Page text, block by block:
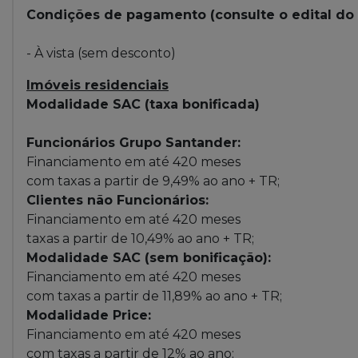
Condições de pagamento (consulte o edital do
- À vista (sem desconto)
Imóveis residenciais
Modalidade SAC (taxa bonificada)
Funcionários Grupo Santander:
Financiamento em até 420 meses
com taxas a partir de 9,49% ao ano + TR;
Clientes não Funcionários:
Financiamento em até 420 meses
taxas a partir de 10,49% ao ano + TR;
Modalidade SAC (sem bonificação):
Financiamento em até 420 meses
com taxas a partir de 11,89% ao ano + TR;
Modalidade Price:
Financiamento em até 420 meses
com taxas a partir de 12% ao ano;